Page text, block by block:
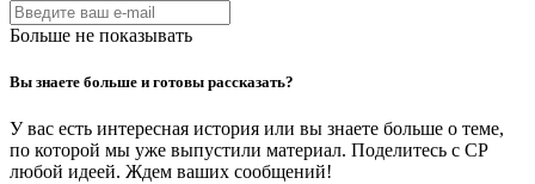
Больше не показывать
Вы знаете больше и готовы рассказать?
У вас есть интересная история или вы знаете больше о теме,
по которой мы уже выпустили материал. Поделитесь с СР
любой идеей. Ждем ваших сообщений!